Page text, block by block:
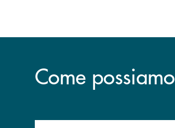
Come possiamo